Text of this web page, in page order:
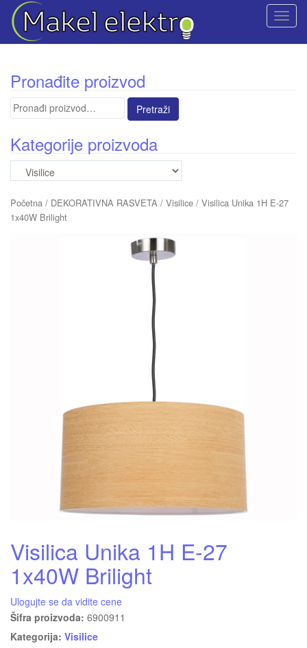
T
t
Pronađite proizvod
Pretraga
Kategorije proizvoda
Početna / DEKORATIVNA RASVETA / Visilice / Visilica Unika 1H E-27
1x40W Brilight
Visilica Unika 1H E-27
1x40W Brilight
Ulogujte se da vidite cene
Šifra proizvoda: 6900911
Kategorija: Visilice